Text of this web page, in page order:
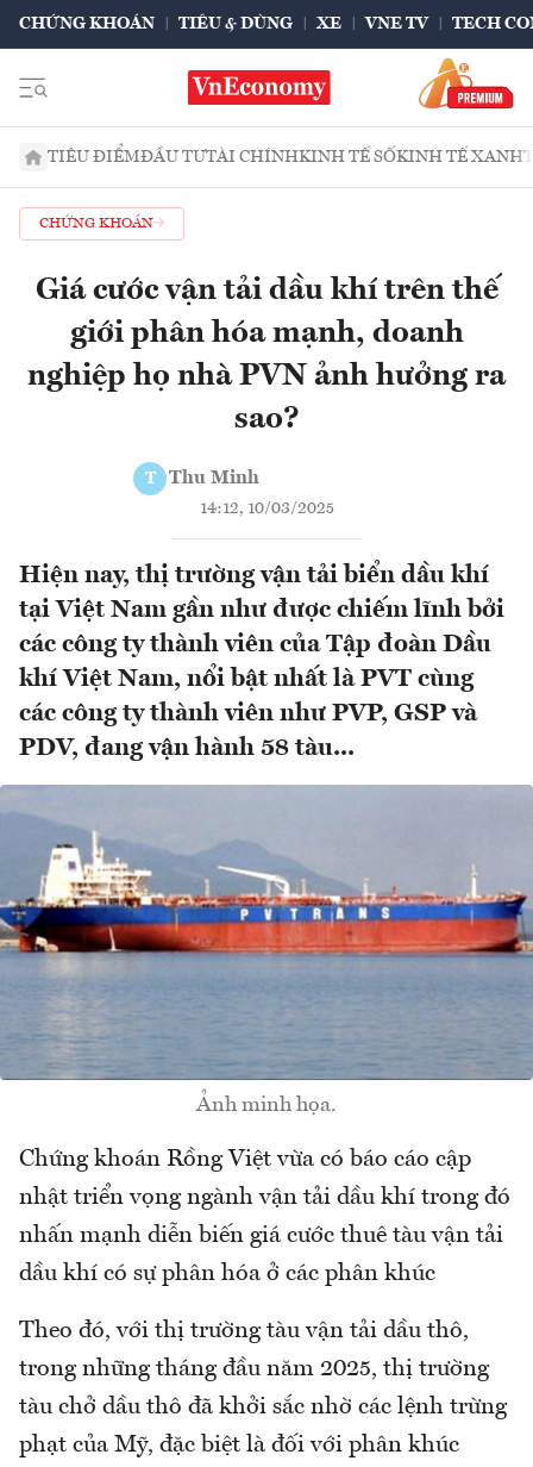
CHỨNG KHOÁN TIÊU & DÙNG XE VNE TV TECH
TIÊU ĐIỂMĐẦU TƯTÀI CHÍNHKINH TẾ SỐKINH TẾ XANH
CHỨNG KHOÁN
Giá cước vận tải dầu khí trên thế
giới phân hóa mạnh, doanh
nghiệp họ nhà PVN ảnh hưởng ra
sao?
T Thu Minh
14:12, 10/03/2025
Hiện nay, thị trường vận tải biển dầu khí
tại Việt Nam gần như được chiếm lĩnh bởi
các công ty thành viên của Tập đoàn Dầu
khí Việt Nam, nổi bật nhất là PVT cùng
các công ty thành viên như PVP, GSP và
PDV, đang vận hành 58 tàu...
Ảnh minh họa.
Chứng khoán Rồng Việt vừa có báo cáo cập
nhật triển vọng ngành vận tải dầu khí trong đó
nhấn mạnh diễn biến giá cước thuê tàu vận tải
dầu khí có sự phân hóa ở các phân khúc
Theo đó, với thị trường tàu vận tải dầu thô,
trong những tháng đầu năm 2025, thị trường
tàu chở dầu thô đã khởi sắc nhờ các lệnh trừng
phạt của Mỹ, đặc biệt là đối với phân khúc